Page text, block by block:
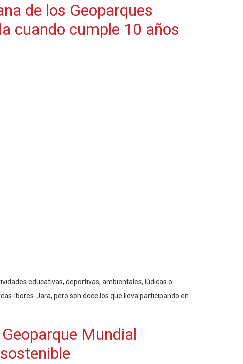
de los Geoparques
cuando cumple 10 años
educativas, deportivas, ambientales, lúdicas o
Ibores-Jara, pero son doce los que lleva participando en
Mundial